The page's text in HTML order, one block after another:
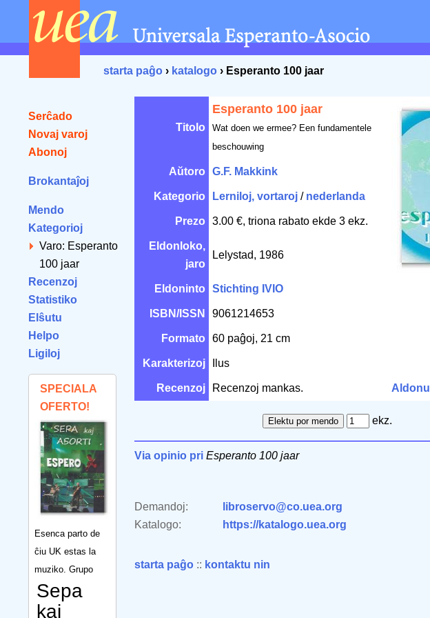
starta paĝo › katalogo › Esperanto 100 jaar
Serĉado
Novaj varoj
Abonoj
Brokantaĵoj
Mendo
Kategorioj
Varo: Esperanto
100 jaar
Recenzoj
Statistiko
Elŝutu
Helpo
Ligiloj
SPECIALA
OFERTO!
Esenca parto de
ĉiu UK estas la
muziko. Grupo
Sepa
kaj
Titolo
Esperanto 100 jaar
Wat doen we ermee? Een fundamentele
beschouwing
Aŭtoro G.F. Makkink
Kategorio Lerniloj, vortaroj / nederlanda
Prezo 3.00 €, triona rabato ekde 3 ekz.
Eldonloko,
jaro
Lelystad, 1986
Eldoninto Stichting IVIO
ISBN/ISSN 9061214653
Formato 60 paĝoj, 21 cm
Karakterizoj Ilus
Recenzoj Recenzoj mankas. Aldonu
ekz.
Via opinio pri Esperanto 100 jaar
Demandoj:
libroservo@co.uea.org
Katalogo:
https://katalogo.uea.org
starta paĝo :: kontaktu nin